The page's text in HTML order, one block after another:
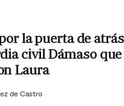
la puerta de
civil Dámaso que
Laura
de Castro